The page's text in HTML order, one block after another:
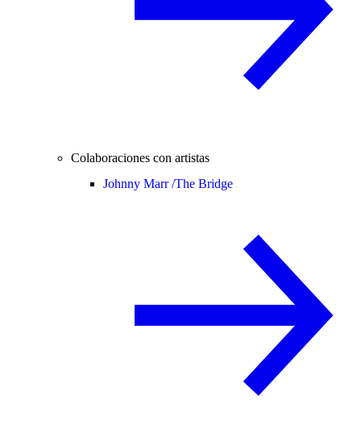
Colaboraciones con artistas
Johnny Marr /The Bridge